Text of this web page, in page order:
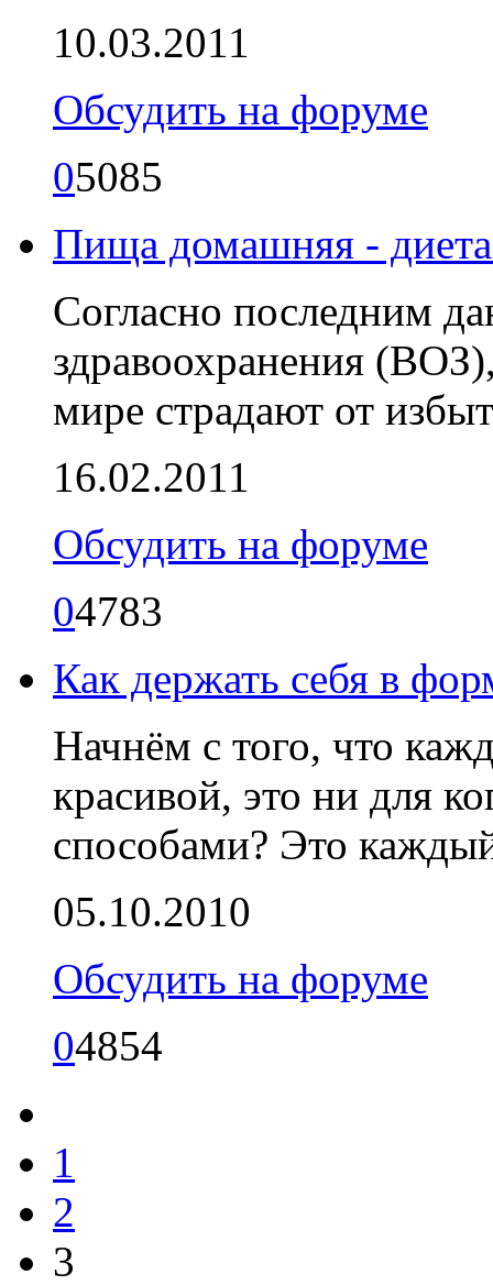
10.03.2011
Обсудить на форуме
05085
Пища домашняя -
Согласно последним
здравоохранения
мире страдают от
16.02.2011
Обсудить на форуме
04783
Как держать себя в
Начнём с того, что
красивой, это ни для
способами? Это
05.10.2010
Обсудить на форуме
04854
1
2
3